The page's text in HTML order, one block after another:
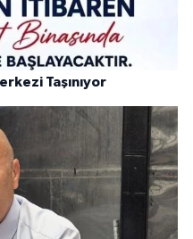
Taşınıyor